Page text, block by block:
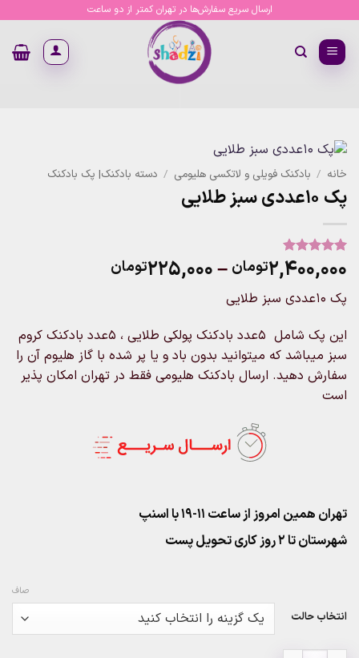
content
ارسال سریع سفارش‌ها در تهران کمتر از دو ساعت
خانه / بادکنک فویلی و لاتکسی هلیومی / دسته بادکنک| پک بادکنک
پک ۱۰عددی سبز طلایی
از
5 امتیاز
۲,۴۰۰,۰۰۰تومان –۲۲۵,۰۰۰تومان
through
۲,۴۰۰,۰۰۰تومان
پک ۱۰عددی سبز طلایی
این پک شامل ۵عدد بادکنک پولکی طلایی ، ۵عدد بادکنک کروم
سبز میباشد که میتوانید بدون باد و یا پر شده با گاز هلیوم آن را
سفارش دهید. ارسال بادکنک هلیومی فقط در تهران امکان پذیر
است
تهران همین امروز از ساعت ۱۱-۱۹ با اسنپ
شهرستان تا 2 روز کاری تحویل پست
انتخاب حالت
صاف